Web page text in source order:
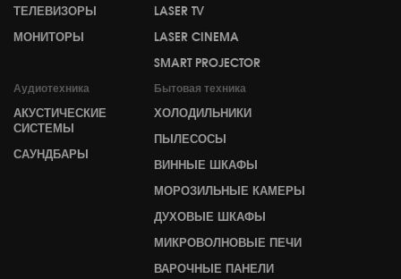
ТЕЛЕВИЗОРЫ
МОНИТОРЫ
LASER TV
LASER CINEMA
SMART PROJECTOR
Аудиотехника
АКУСТИЧЕСКИЕ
СИСТЕМЫ
САУНДБАРЫ
Бытовая техника
ХОЛОДИЛЬНИКИ
ПЫЛЕСОСЫ
ВИННЫЕ ШКАФЫ
МОРОЗИЛЬНЫЕ КАМЕРЫ
ДУХОВЫЕ ШКАФЫ
МИКРОВОЛНОВЫЕ ПЕЧИ
ВАРОЧНЫЕ ПАНЕЛИ